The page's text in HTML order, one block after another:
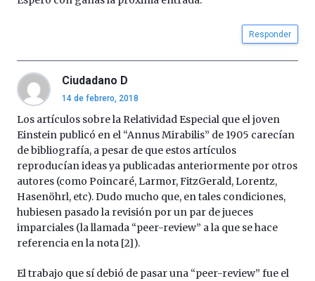
iniciativa,
Responder
Ciudadano D
14 de febrero, 2018
Los artículos sobre la Relatividad Especial que el joven
Einstein publicó en el “Annus Mirabilis” de 1905 carecían
de bibliografía, a pesar de que estos artículos
reproducían ideas ya publicadas anteriormente por otros
autores (como Poincaré, Larmor, FitzGerald, Lorentz,
Hasenöhrl, etc). Dudo mucho que, en tales condiciones,
hubiesen pasado la revisión por un par de jueces
imparciales (la llamada “peer-review” a la que se hace
referencia en la nota [2]).
El trabajo que sí debió de pasar una “peer-review” fue el